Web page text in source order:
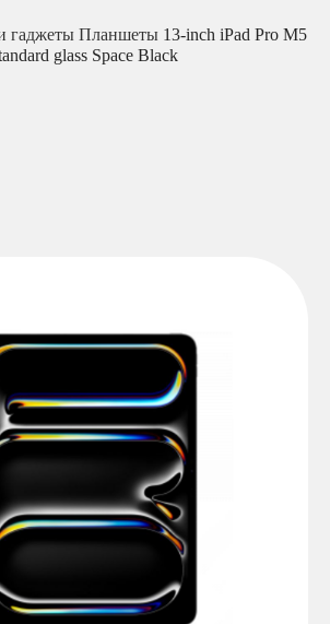
гаджеты Планшеты 13-inch iPad Pro M5
glass Space Black